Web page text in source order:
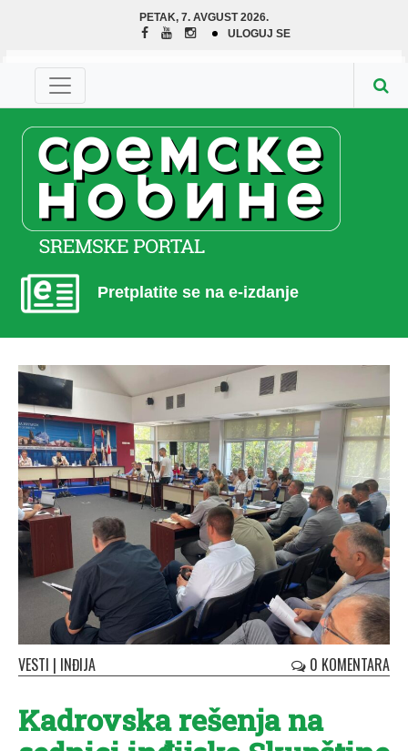
PETAK, 7. AVGUST 2026.
ULOGUJ SE
Pretplatite se na e-izdanje
VESTI | INĐIJA 0 KOMENTARA
Kadrovska rešenja na